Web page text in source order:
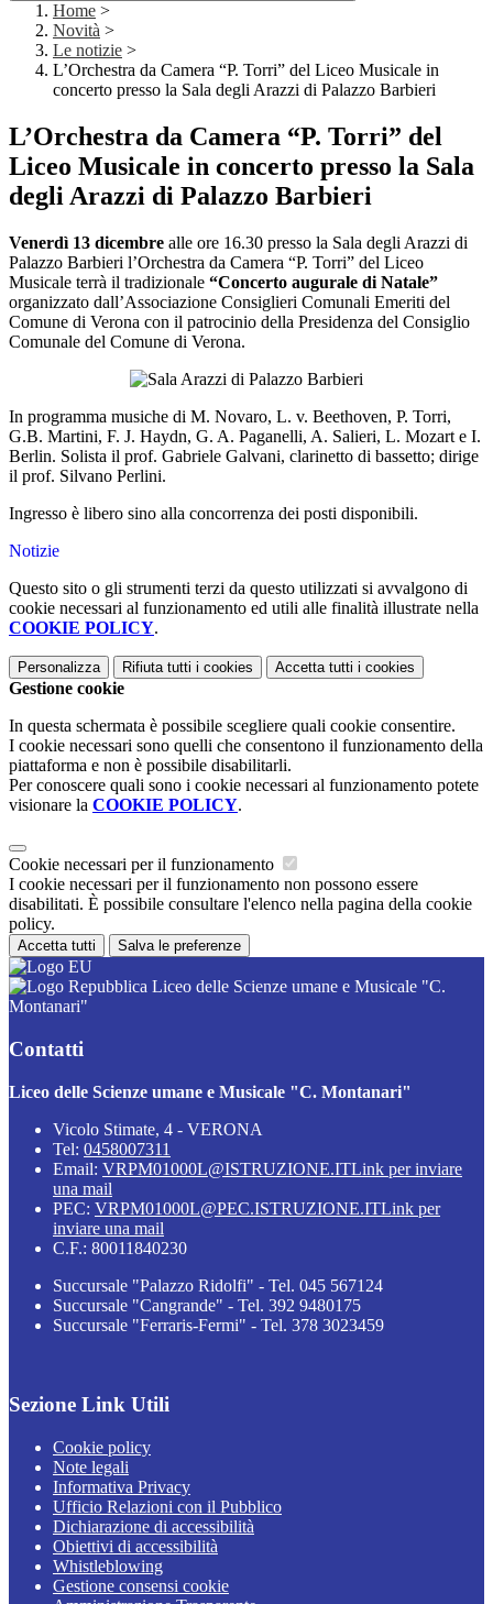
Home >
Novità >
Le notizie >
L’Orchestra da Camera “P. Torri” del Liceo Musicale in
concerto presso la Sala degli Arazzi di Palazzo Barbieri
L’Orchestra da Camera “P. Torri” del
Liceo Musicale in concerto presso la Sala
degli Arazzi di Palazzo Barbieri
Venerdì 13 dicembre alle ore 16.30 presso la Sala degli Arazzi di
Palazzo Barbieri l’Orchestra da Camera “P. Torri” del Liceo
Musicale terrà il tradizionale “Concerto augurale di Natale”
organizzato dall’Associazione Consiglieri Comunali Emeriti del
Comune di Verona con il patrocinio della Presidenza del Consiglio
Comunale del Comune di Verona.
In programma musiche di M. Novaro, L. v. Beethoven, P. Torri,
G.B. Martini, F. J. Haydn, G. A. Paganelli, A. Salieri, L. Mozart e I.
Berlin. Solista il prof. Gabriele Galvani, clarinetto di bassetto; dirige
il prof. Silvano Perlini.
Ingresso è libero sino alla concorrenza dei posti disponibili.
Notizie
Questo sito o gli strumenti terzi da questo utilizzati si avvalgono di
cookie necessari al funzionamento ed utili alle finalità illustrate nella
COOKIE POLICY.
Personalizza Rifiuta tutti i cookies Accetta tutti i cookies
Gestione cookie
In questa schermata è possibile scegliere quali cookie consentire.
I cookie necessari sono quelli che consentono il funzionamento della
piattaforma e non è possibile disabilitarli.
Per conoscere quali sono i cookie necessari al funzionamento potete
visionare la COOKIE POLICY.
Cookie necessari per il funzionamento
I cookie necessari per il funzionamento non possono essere
disabilitati. È possibile consultare l'elenco nella pagina della cookie
policy.
Accetta tutti Salva le preferenze
Liceo delle Scienze umane e Musicale "C.
Montanari"
Contatti
Liceo delle Scienze umane e Musicale "C. Montanari"
Vicolo Stimate, 4 - VERONA
Tel: 0458007311
Email: VRPM01000L@ISTRUZIONE.ITLink per inviare
una mail
PEC: VRPM01000L@PEC.ISTRUZIONE.ITLink per
inviare una mail
C.F.: 80011840230
Succursale "Palazzo Ridolfi" - Tel. 045 567124
Succursale "Cangrande" - Tel. 392 9480175
Succursale "Ferraris-Fermi" - Tel. 378 3023459
Sezione Link Utili
Cookie policy
Note legali
Informativa Privacy
Ufficio Relazioni con il Pubblico
Dichiarazione di accessibilità
Obiettivi di accessibilità
Whistleblowing
Gestione consensi cookie